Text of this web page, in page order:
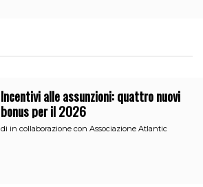
Incentivi alle assunzioni: quattro nuovi
bonus per il 2026
di in collaborazione con Associazione Atlantic